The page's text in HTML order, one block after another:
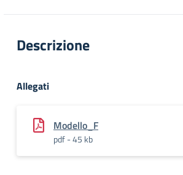
Descrizione
Allegati
Modello_F
pdf - 45 kb